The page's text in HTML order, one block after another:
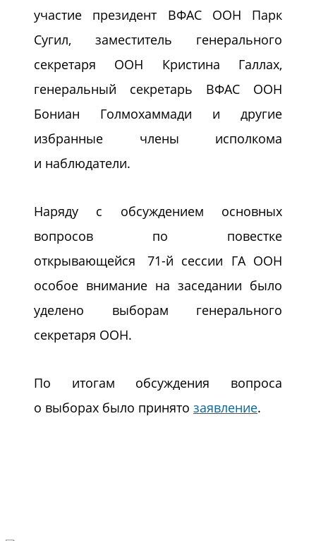
участие президент ВФАС ООН Парк
Сугил, заместитель генерального
секретаря ООН Кристина Галлах,
генеральный секретарь ВФАС ООН
Бониан Голмохаммади и другие
избранные члены исполкома
и наблюдатели.
Наряду с обсуждением основных
вопросов по повестке
открывающейся
71-й сессии ГА ООН
особое внимание на заседании было
уделено выборам генерального
секретаря ООН.
По итогам обсуждения вопроса
о выборах было принято заявление.